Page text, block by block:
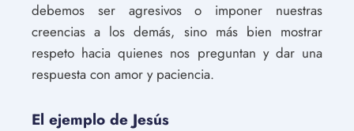
debemos ser agresivos o imponer nuestras
creencias a los demás, sino más bien mostrar
respeto hacia quienes nos preguntan y dar una
respuesta con amor y paciencia.
El ejemplo de Jesús